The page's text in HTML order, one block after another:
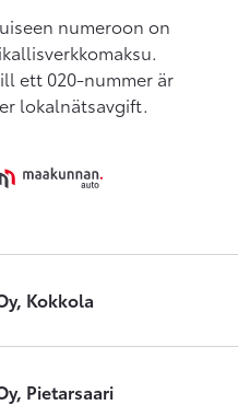
numeroon on
ett 020-nummer är
lokalnätsavgift.
Kokkola
Pietarsaari